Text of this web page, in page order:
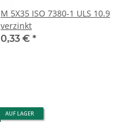
M 5X35 ISO 7380-1 ULS 10.9
verzinkt
0,33 € *
AUF LAGER